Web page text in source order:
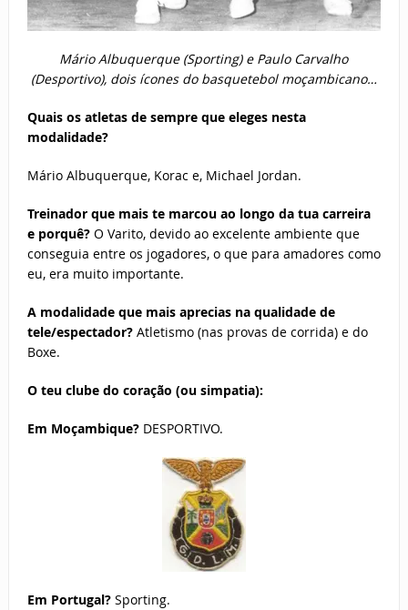
Mário Albuquerque (Sporting) e Paulo Carvalho
(Desportivo), dois ícones do basquetebol moçambicano…
Quais os atletas de sempre que eleges nesta
modalidade?
Mário Albuquerque, Korac e, Michael Jordan.
Treinador que mais te marcou ao longo da tua carreira
e porquê? O Varito, devido ao excelente ambiente que
conseguia entre os jogadores, o que para amadores como
eu, era muito importante.
A modalidade que mais aprecias na qualidade de
tele/espectador? Atletismo (nas provas de corrida) e do
Boxe.
O teu clube do coração (ou simpatia):
Em Moçambique? DESPORTIVO.
Em Portugal? Sporting.